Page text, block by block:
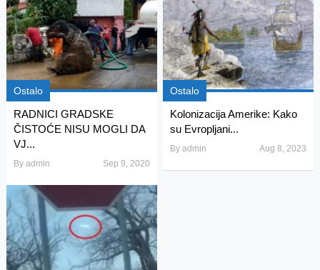
Ostalo
RADNICI GRADSKE
ČISTOĆE NISU MOGLI DA
VJ...
By admin Sep 9, 2020
Ostalo
Kolonizacija Amerike: Kako
su Evropljani...
Byadmin Aug 8, 2023